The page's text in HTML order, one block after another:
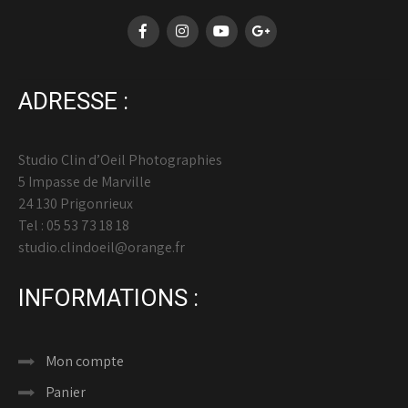
ADRESSE :
Studio Clin d’Oeil Photographies
5 Impasse de Marville
24 130 Prigonrieux
Tel : 05 53 73 18 18
studio.clindoeil@orange.fr
INFORMATIONS :
Mon compte
Panier